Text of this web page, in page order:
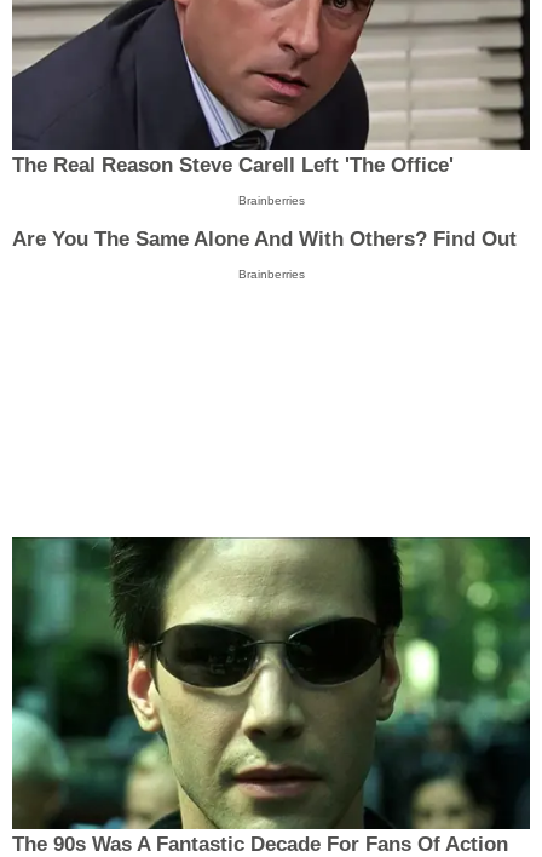
The Real Reason Steve Carell Left 'The Office'
Brainberries
Are You The Same Alone And With Others? Find Out
Brainberries
The 90s Was A Fantastic Decade For Fans Of Action